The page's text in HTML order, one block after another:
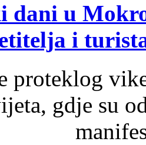
dani u
i
proteklog
gdje su